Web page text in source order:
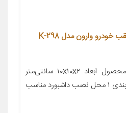
کلید برف پاک کن شیشه عقب خودرو وارون مدل K-298
معرفی محصول جزئیات محصول ابعاد ۱۰x۱۰x۲ سانتی‌متر
وزن ۵۰ گرم تعداد در بسته‌بندی ۱ محل نصب داشبورد مناسب